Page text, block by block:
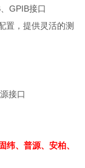
GPIB接口
置，提供灵活的测
接口
纬、普源、安柏、